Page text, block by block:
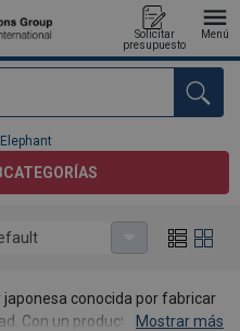
Solicitar
presupuesto
Menú
Elephant
conocida por fabricar
Con un producto Elephant
Mostrar más